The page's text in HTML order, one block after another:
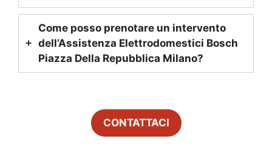
Come posso prenotare un intervento
dell’Assistenza Elettrodomestici Bosch
Piazza Della Repubblica Milano?
CONTATTACI